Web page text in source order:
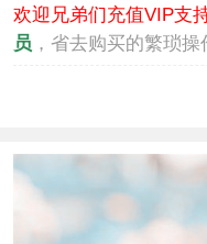
欢迎兄弟们充值VIP支
员 ，省去购买的繁琐